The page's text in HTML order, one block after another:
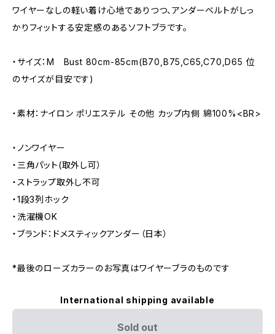
ワイヤーなしの軽い着け心地でありつつ、アンダーベルトがしっ
かりフィットする安定感のあるソフトブラです。
・サイズ：M Bust 80cm-85cm(B70,B75,C65,C70,D65 位
のサイズが目安です)
・素材：ナイロン ポリエステル その他 カップ内側 綿100%<BR>
・ノンワイヤー
・三角パット(取外し可）
・ストラップ取外し不可
・1段3列ホック
・洗濯機OK
・ブランド：ドメスティックアンダー（日本）
*最後のローズカラーのお写真はワイヤーブラのものです
International shipping available
Sold out